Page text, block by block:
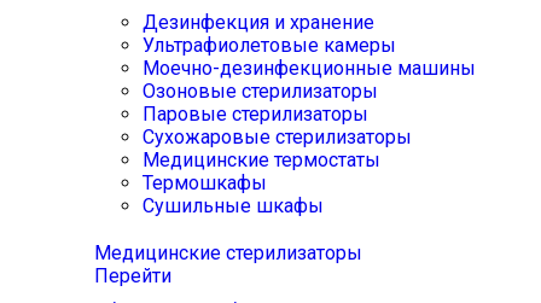
Дезинфекция и хранение
Ультрафиолетовые камеры
Моечно-дезинфекционные машины
Озоновые стерилизаторы
Паровые стерилизаторы
Сухожаровые стерилизаторы
Медицинские термостаты
Термошкафы
Сушильные шкафы
Медицинские стерилизаторы
Перейти